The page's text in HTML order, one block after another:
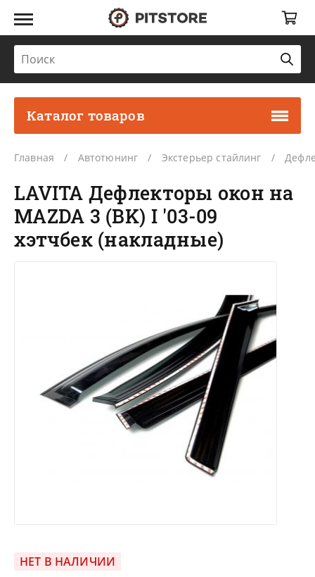
Каталог товаров
Главная Автотюнинг Экстерьер стайлинг
LAVITA Дефлекторы окон на
MAZDA 3 (BK) I '03-09
хэтчбек (накладные)
НЕТ В НАЛИЧИИ